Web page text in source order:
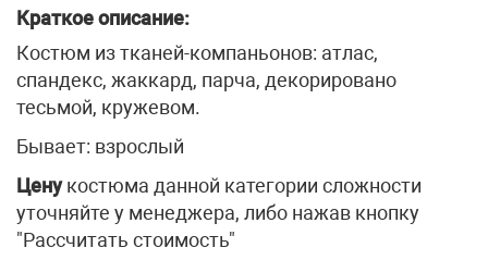
Краткое описание:
Костюм из тканей-компаньонов: атлас,
спандекс, жаккард, парча, декорировано
тесьмой, кружевом.
Бывает: взрослый
Ценукостюма данной категории сложности
уточняйте у менеджера, либо нажав кнопку
"Рассчитать стоимость"